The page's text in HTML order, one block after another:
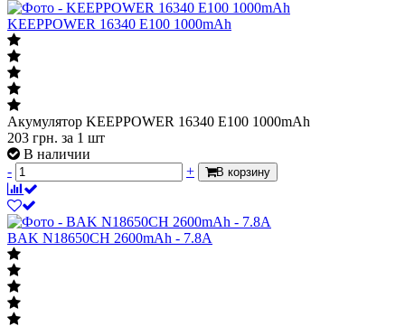
KEEPPOWER 16340 E100 1000mAh
Акумулятор KEEPPOWER 16340 E100 1000mAh
203 грн. за 1 шт
В наличии
-
+ В корзину
BAK N18650CH 2600mAh - 7.8A